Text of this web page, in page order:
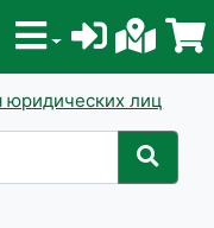
юридических лиц